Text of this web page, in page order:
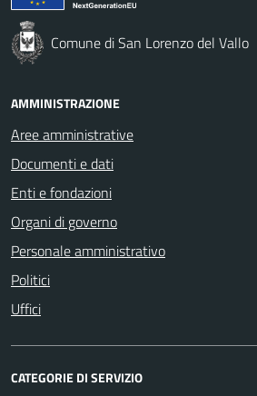
Comune di San Lorenzo del Vallo
AMMINISTRAZIONE
Aree amministrative
Documenti e dati
Enti e fondazioni
Organi di governo
Personale amministrativo
Politici
Uffici
CATEGORIE DI SERVIZIO